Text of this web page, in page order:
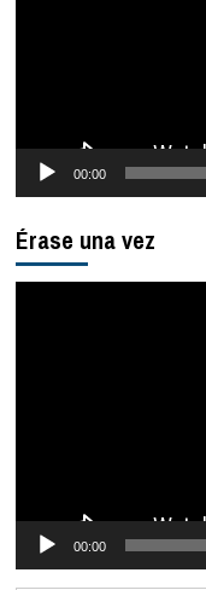
00:00
Érase una vez
00:00